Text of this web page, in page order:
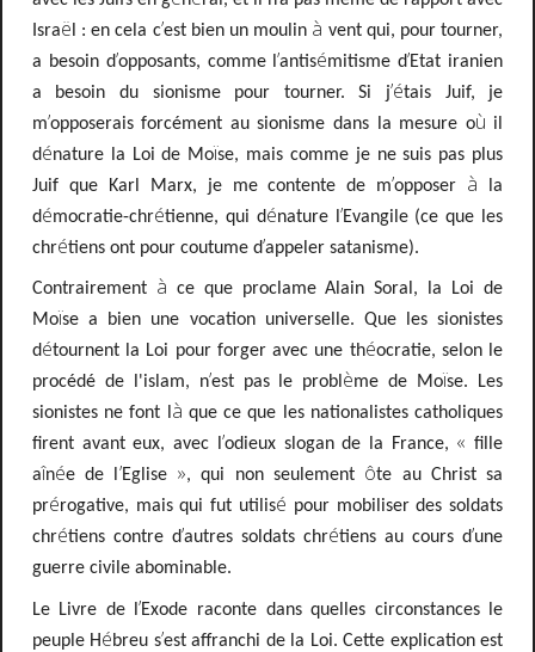
Israë : en cela c’est bien un moulin à vent qui, pour tourner,
a besoin d’opposants, comme l’antisémitisme d’Etat iranien
a besoin du sionisme pour tourner. Si j’étais Juif, je
m’opposerais forcément au sionisme dans la mesure où il
dénature la Loi de Moïse, mais comme je ne suis pas plus
Juif que Karl Marx, je me contente de m’opposer à la
démocratie-chrétienne, qui dénature l ’Evangile (ce que les
chrétiens ont pour coutume d’appeler satanisme).
Contrairement à ce que proclameAlain Soral, la Loi de
Moïse a bien une vocation universelle. Que les sionistes
détournent la Loi pour forger avec une théocratie, selon le
procédé de l'islam, n’est pas le probl ème de Moïse. Les
sionistes ne font l à que ce que les nationalistes catholiques
firent avant eux, avec l ’odieux slogan de la France, «fille
aînée de l ’Eglise», qui non seulement ôte au Christ sa
prérogative, mais qui fut utilisé pour mobiliser des soldats
chrétiens contre d’autres soldats chrétiens au cours d’une
guerre civile abominable.
Le Livre de l’Exode raconte dans quelles circonstances le
peuple Hébreu s’est affranchi de la Loi. Cette explication est